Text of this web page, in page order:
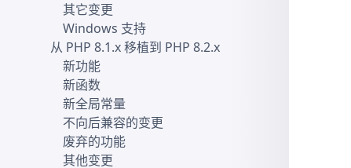
其它变更
Windows 支持
从 PHP 8.1.x 移植到 PHP 8.2.x
新功能
新函数
新全局常量
不向后兼容的变更
废弃的功能
其他变更